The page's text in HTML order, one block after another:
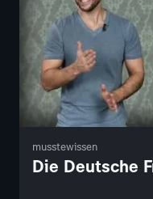
musstewissen
Die Deutsche